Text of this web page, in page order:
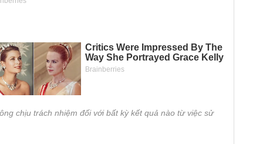
chịu trách nhiệm đối với bất kỳ kết quả nào từ việc sử